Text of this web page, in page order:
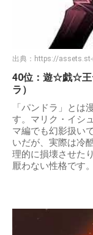
出典： https://
40位：遊☆戯☆王
ラ）
「パンドラ」と
す。マリク・イシ
マ編でも幻影扱い
いだが、実際は冷
理的に損壊させた
厭わない性格です。